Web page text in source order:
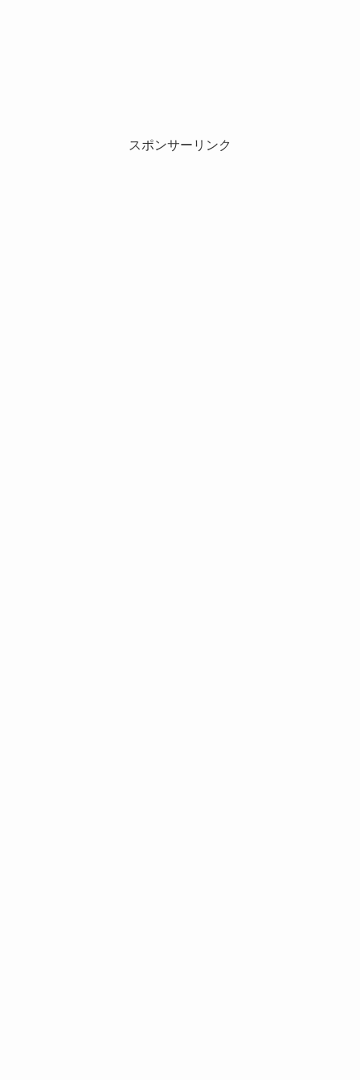
スポンサーリンク